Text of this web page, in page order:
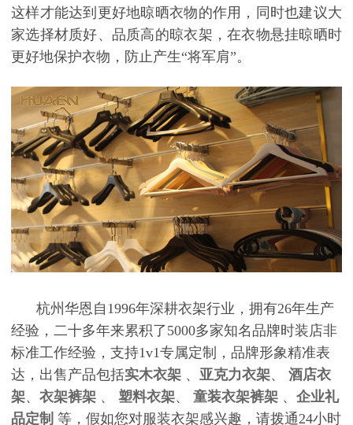
这样才能达到更好地晾晒衣物的作用，同时也建议大
家选择材质好、品质高的晾衣架，在衣物悬挂晾晒时
更好地保护衣物，防止产生“将军肩”。
杭州华恩自1996年深耕衣架行业，拥有26年生产
经验，二十多年来累积了5000多家知名品牌时装店非
标准工作经验，支持1v1专属定制，品牌形象精准表
达，出售产品包括实木衣架 、 亚克力衣架、
酒店衣
架、 衣架裤架 、 塑料衣架、 童装衣架裤架 、 企业礼
品定制 等，假如您对服装衣架感兴趣，请拨通24小时